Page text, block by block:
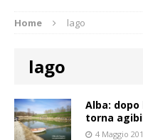
Home lago
lago
Alba: dopo
torna
4 Maggio